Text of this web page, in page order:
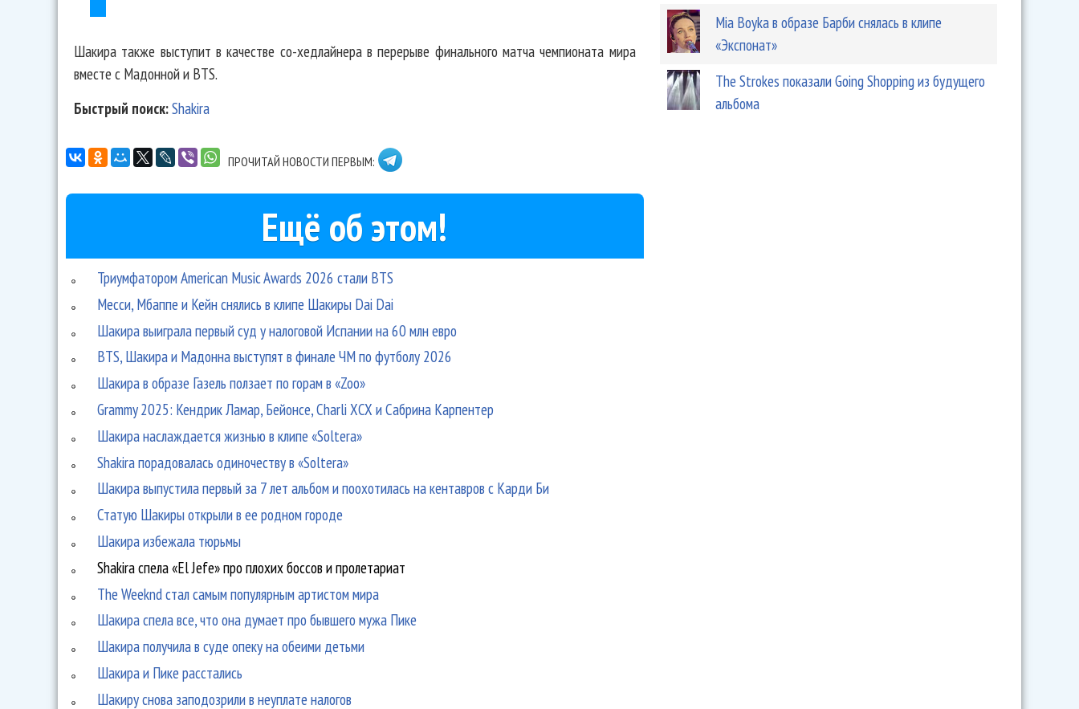
Шакира также выступит в качестве со-хедлайнера в перерыве финального матча чемпионата мира
вместе с Мадонной и BTS.
Быстрый поиск:Shakira
ПРОЧИТАЙ НОВОСТИ ПЕРВЫМ:
Ещё об этом!
Триумфатором American Music Awards 2026 стали BTS
Месси, Мбаппе и Кейн снялись в клипе Шакиры Dai Dai
Шакира выиграла первый суд у налоговой Испании на 60 млн евро
BTS, Шакира и Мадонна выступят в финале ЧМ по футболу 2026
Шакира в образе Газель ползает по горам в «Zoo»
Grammy 2025: Кендрик Ламар, Бейонсе, Charli XCX и Сабрина Карпентер
Шакира наслаждается жизнью в клипе «Soltera»
Shakira порадовалась одиночеству в «Soltera»
Шакира выпустила первый за 7 лет альбом и поохотилась на кентавров с Карди Би
Статую Шакиры открыли в ее родном городе
Шакира избежала тюрьмы
Shakira спела «El Jefe» про плохих боссов и пролетариат
The Weeknd стал самым популярным артистом мира
Шакира спела все, что она думает про бывшего мужа Пике
Шакира получила в суде опеку на обеими детьми
Шакира и Пике расстались
Шакиру снова заподозрили в неуплате налогов
Mia Boyka в образе Барби снялась в клипе
«Экспонат»
The Strokes показали Going Shopping из будущего
альбома